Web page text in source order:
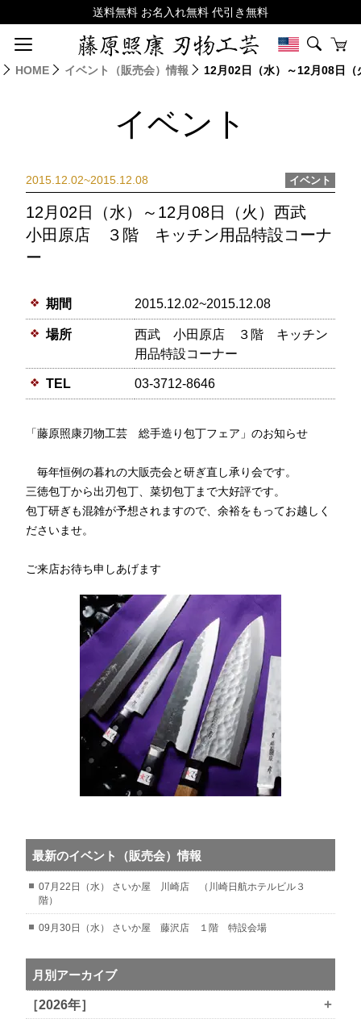
HOME イベント（販売会）情報 12月02日（水）～12月08日
イベント
2015.12.02~2015.12.08 イベント
12月02日（水）～12月08日（火）西武
小田原店 ３階 キッチン用品特設コーナ
ー
期間 2015.12.02~2015.12.08
場所
西武 小田原店 ３階 キッチン
用品特設コーナー
TEL 03-3712-8646
「藤原照康刃物工芸 総手造り包丁フェア」のお知らせ
毎年恒例の暮れの大販売会と研ぎ直し承り会です。
三徳包丁から出刃包丁、菜切包丁まで大好評です。
包丁研ぎも混雑が予想されますので、余裕をもってお越しく
ださいませ。
ご来店お待ち申しあげます
最新のイベント（販売会）情報
07月22日（水） さいか屋 川崎店 （川崎日航ホテルビル３
階）
09月30日（水） さいか屋 藤沢店 １階 特設会場
月別アーカイブ
［2026年］ +